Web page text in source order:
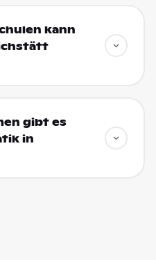
kann
gibt es
in